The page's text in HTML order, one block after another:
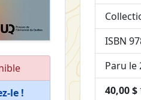
le !
ISBN
Paru le
40,00 $